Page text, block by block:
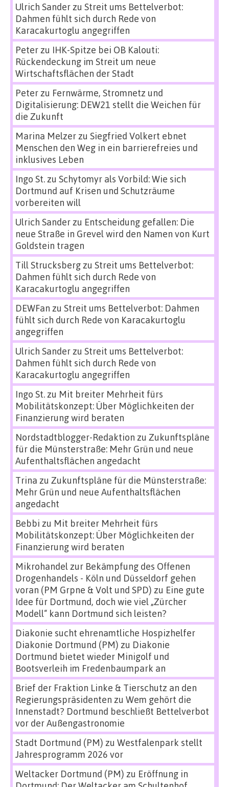
Ulrich Sanderzu Streit ums Bettelverbot:
Dahmen fühlt sich durch Rede von
Karacakurtoglu angegriffen
Peterzu IHK-Spitze bei OB Kalouti:
Rückendeckung im Streit um neue
Wirtschaftsflächen der Stadt
Peterzu Fernwärme, Stromnetz und
Digitalisierung: DEW21 stellt die Weichen für
die Zukunft
Marina Melzerzu Siegfried Volkert ebnet
Menschen den Weg in ein barrierefreies und
inklusives Leben
Ingo St.zu Schytomyr als Vorbild: Wie sich
Dortmund auf Krisen und Schutzräume
vorbereiten will
Ulrich Sanderzu Entscheidung gefallen: Die
neue Straße in Grevel wird den Namen von Kurt
Goldstein tragen
Till Strucksbergzu Streit ums Bettelverbot:
Dahmen fühlt sich durch Rede von
Karacakurtoglu angegriffen
DEWFan zu Streit ums Bettelverbot: Dahmen
fühlt sich durch Rede von Karacakurtoglu
angegriffen
Ulrich Sanderzu Streit ums Bettelverbot:
Dahmen fühlt sich durch Rede von
Karacakurtoglu angegriffen
Ingo St.zu Mit breiter Mehrheit fürs
Mobilitätskonzept: Über Möglichkeiten der
Finanzierung wird beraten
Nordstadtblogger-Redaktion zu Zukunftspläne
für die Münsterstraße: Mehr Grün und neue
Aufenthaltsflächen angedacht
Trina zu Zukunftspläne für die Münsterstraße:
Mehr Grün und neue Aufenthaltsflächen
angedacht
Bebbi zu Mit breiter Mehrheit fürs
Mobilitätskonzept: Über Möglichkeiten der
Finanzierung wird beraten
Mikrohandel zur Bekämpfung des Offenen
Drogenhandels - Köln und Düsseldorf gehen
voran (PM Grpne & Volt und SPD) zu Eine gute
Idee für Dortmund, doch wie viel „Zürcher
Modell“ kann Dortmund sich leisten?
Diakonie sucht ehrenamtliche Hospizhelfer
Diakonie Dortmund (PM) zu Diakonie
Dortmund bietet wieder Minigolf und
Bootsverleih im Fredenbaumpark an
Brief der Fraktion Linke & Tierschutz an den
Regierungspräsidenten zu Wem gehört die
Innenstadt? Dortmund beschließt Bettelverbot
vor der Außengastronomie
Stadt Dortmund (PM) zu Westfalenpark stellt
Jahresprogramm 2026 vor
Weltacker Dortmund (PM) zu Eröffnung in